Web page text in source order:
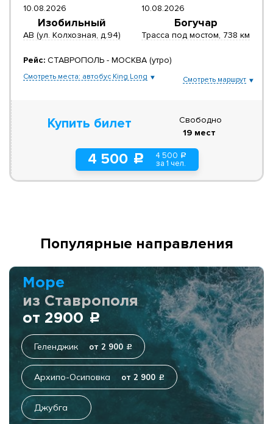
10.08.2026
Изобильный
АВ (ул. Колхозная, д.94)
10.08.2026
Богучар
Трасса под мостом, 738 км
Рейс: СТАВРОПОЛЬ - МОСКВА (утро)
Смотреть места: автобус King Long Смотреть маршрут
Купить билет
4 500 c 4 500 a
за 1 чел.
Свободно
19 мест
Популярные направления
Море
из Ставрополя
от 2900 c
Геленджик от 2 900 c
Архипо-Осиповка от 2 900 c
Джубга